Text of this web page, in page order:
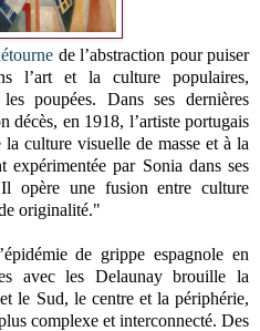
de l’abstraction pour puiser
l’art et la culture populaires,
poupées. Dans ses dernières
décès, en 1918, l’artiste portugais
la culture visuelle de masse et à la
expérimentée par Sonia dans ses
Il opère une fusion entre culture
originalité."
de grippe espagnole en
avec les Delaunay brouille la
le Sud, le centre et la périphérie,
complexe et interconnecté. Des